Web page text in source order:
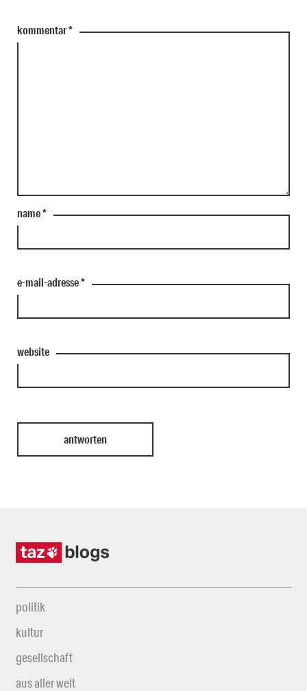
kommentar*
name*
e-mail-adresse*
website
politik
kultur
gesellschaft
aus aller welt